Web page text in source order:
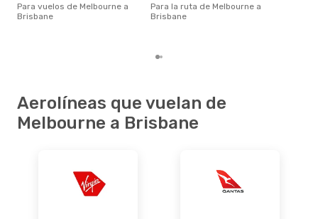
Para vuelos de Melbourne a
Brisbane
Para la ruta de Melbourne a
Brisbane
Aerolíneas que vuelan de
Melbourne a Brisbane